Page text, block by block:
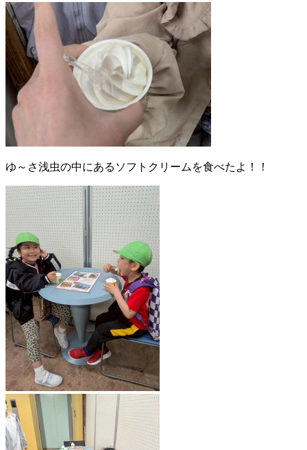
ゆ～さ浅虫の中にあるソフトクリームを食べたよ！！